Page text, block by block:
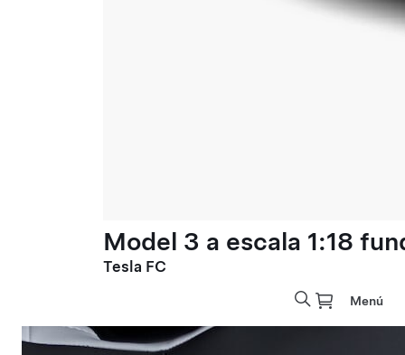
Model 3 a escala 1:18
Tesla FC
Menú